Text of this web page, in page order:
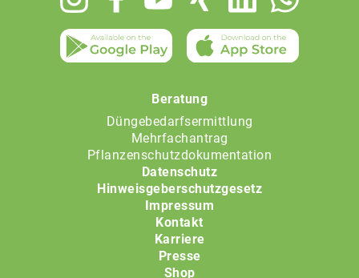
Beratung
Düngebedarfsermittlung
Mehrfachantrag
Pflanzenschutzdokumentation
Datenschutz
Hinweisgeberschutzgesetz
Impressum
Kontakt
Karriere
Presse
Shop